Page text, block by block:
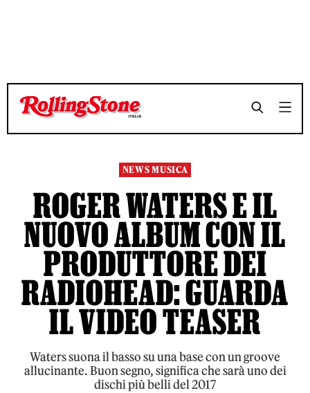
NEWS MUSICA
ROGER WATERS E IL
NUOVO ALBUM CON IL
PRODUTTORE DEI
RADIOHEAD: GUARDA
IL VIDEO TEASER
Waters suona il basso su una base con un groove
allucinante. Buon segno, significa che sarà uno dei
dischi più belli del 2017